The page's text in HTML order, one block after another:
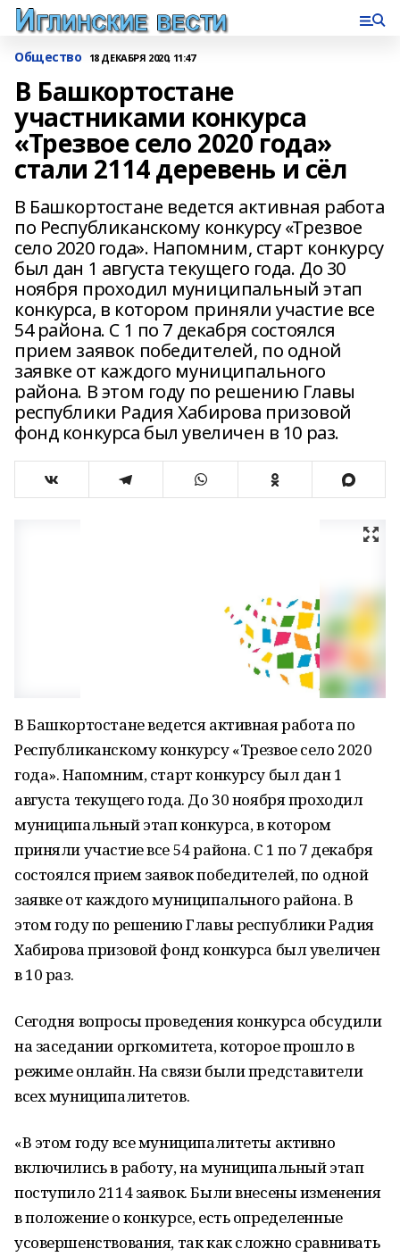
Общество 18 ДЕКАБРЯ 2020, 11:47
В Башкортостане
участниками конкурса
«Трезвое село 2020 года»
стали 2114 деревень и сёл
В Башкортостане ведется активная работа
по Республиканскому конкурсу «Трезвое
село 2020 года». Напомним, старт конкурсу
был дан 1 августа текущего года. До 30
ноября проходил муниципальный этап
конкурса, в котором приняли участие все
54 района. С 1 по 7 декабря состоялся
прием заявок победителей, по одной
заявке от каждого муниципального
района. В этом году по решению Главы
республики Радия Хабирова призовой
фонд конкурса был увеличен в 10 раз.
В Башкортостане ведется активная работа по
Республиканскому конкурсу «Трезвое село 2020
года». Напомним, старт конкурсу был дан 1
августа текущего года. До 30 ноября проходил
муниципальный этап конкурса, в котором
приняли участие все 54 района. С 1 по 7 декабря
состоялся прием заявок победителей, по одной
заявке от каждого муниципального района. В
этом году по решению Главы республики Радия
Хабирова призовой фонд конкурса был увеличен
в 10 раз.
Сегодня вопросы проведения конкурса обсудили
на заседании оргкомитета, которое прошло в
режиме онлайн. На связи были представители
всех муниципалитетов.
«В этом году все муниципалитеты активно
включились в работу, на муниципальный этап
поступило 2114 заявок. Были внесены изменения
в положение о конкурсе, есть определенные
усовершенствования, так как сложно сравнивать